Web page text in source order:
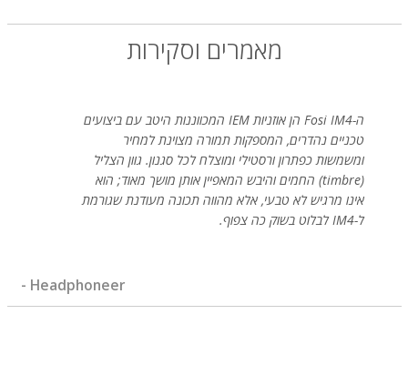
מאמרים וסקירות
ה-Fosi IM4 הן אוזניות IEM המכווננות היטב עם ביצועים
טכניים נהדרים, המספקות תמורה מצוינת למחיר
ומשמשות כפתרון ורסטילי ומוצלח לכל סגנון. גוון הצליל
(timbre) החמים והיבש המאפיין אותן מושך מאוד; הוא
אינו מרגיש לא טבעי, אלא מהווה תכונה מעודנת שגורמת
ל-IM4 לבלוט בשוק כה צפוף.
- Headphoneer